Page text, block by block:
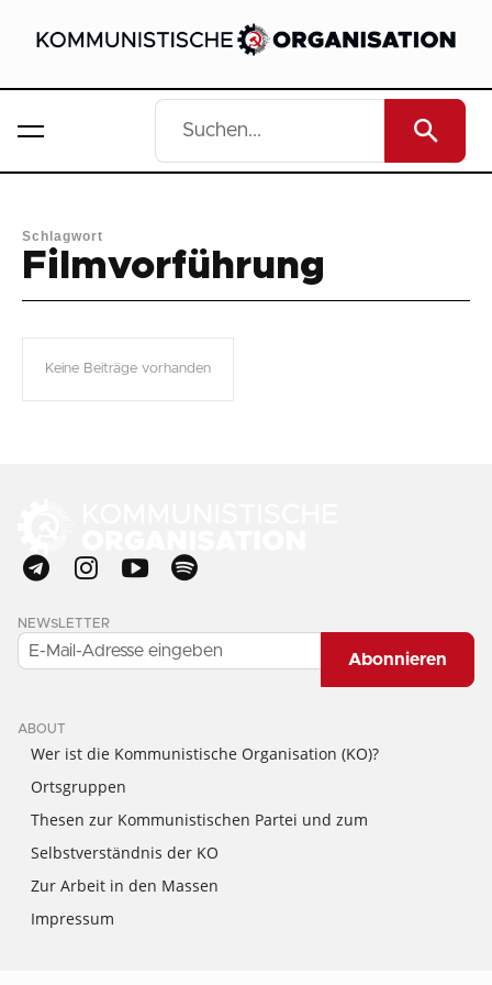
Schlagwort
Filmvorführung
Keine Beiträge vorhanden
NEWSLETTER
Abonnieren
ABOUT
Wer ist die Kommunistische Organisation (KO)?
Ortsgruppen
Thesen zur Kommunistischen Partei und zum
Selbstverständnis der KO
Zur Arbeit in den Massen
Impressum